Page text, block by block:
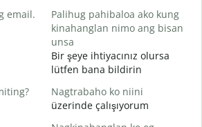
email.
Palihug pahibaloa ako kung
kinahanglan nimo ang bisan
unsa
Bir şeye ihtiyacınız olursa
lütfen bana bildirin
Nagtrabaho ko niini
üzerinde çalışıyorum